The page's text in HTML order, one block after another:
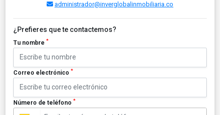
administrador@inverglobalinmobiliaria.co
¿Prefieres que te contactemos?
Tu nombre *
Correo electrónico *
Número de teléfono *